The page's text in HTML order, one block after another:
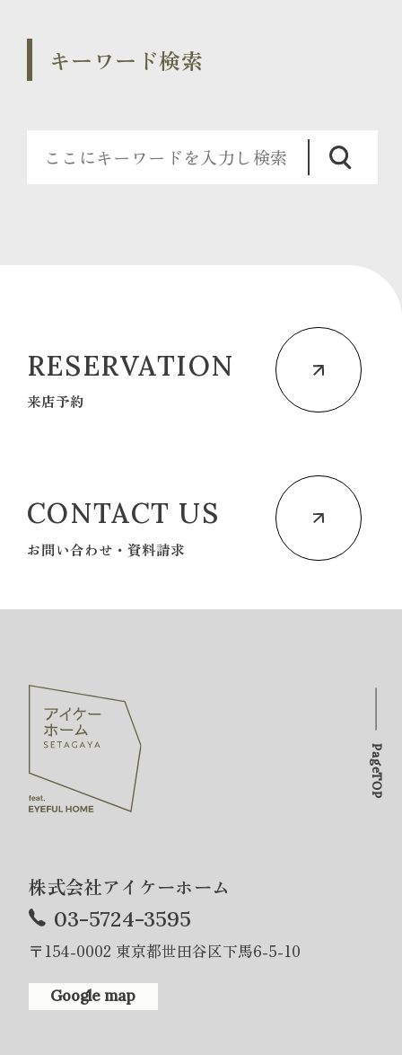
キーワード検索
RESERVATION
来店予約
CONTACT US
お問い合わせ・資料請求
株式会社アイケーホーム
03-5724-3595
〒154-0002 東京都世田谷区下馬6-5-10
Google map
PageTOP